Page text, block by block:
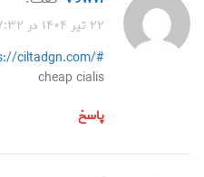
۲۲ تیر ۱۴۰۴ در ۷:۳۲ ق.ظ
ciltadgn.com/#
cheap cialis
پاسخ